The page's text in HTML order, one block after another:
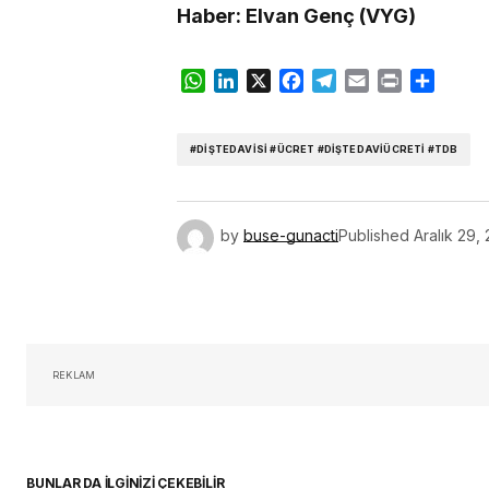
Haber: Elvan Genç (VYG)
WhatsApp
LinkedIn
X Facebook
Telegram
Email Print
#DIŞTEDAVISI #ÜCRET #DIŞTEDAVIÜCRETI #TDB
by buse-gunactiPublished Aralık 29,
REKLAM
BUNLAR DA İLGİNİZİ ÇEKEBİLİR